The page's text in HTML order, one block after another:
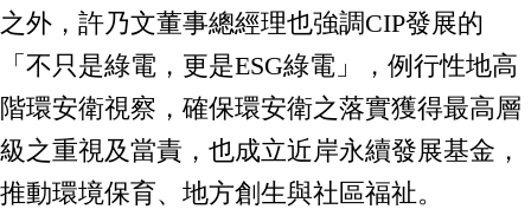
之外，許乃文董事總經理也強調CIP發展的
「不只是綠電，更是ESG綠電」，例行性地高
階環安衛視察，確保環安衛之落實獲得最高層
級之重視及當責，也成立近岸永續發展基金，
推動環境保育、地方創生與社區福祉。